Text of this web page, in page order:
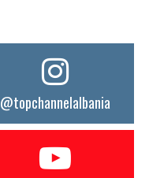
@topchannelalbania